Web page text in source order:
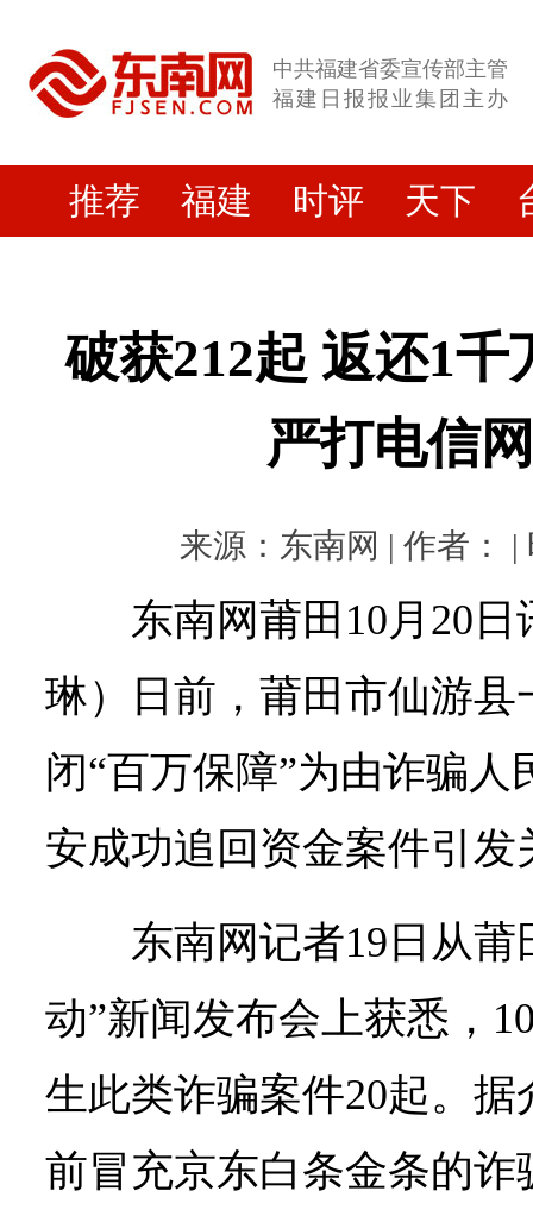
中共福建省委宣传部主管
福建日报报业集团主办
推荐 福建 时评 天下
破获212起 返还1
严打电信
来源：东南网 | 作者： |
东南网莆田10月20
琳）日前，莆田市仙游县
闭“百万保障”为由诈骗人
安成功追回资金案件引发
东南网记者19日从
动”新闻发布会上获悉，
生此类诈骗案件20起。
前冒充京东白条金条的